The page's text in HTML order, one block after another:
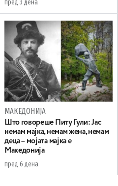
пред 3 дена
МАКЕДОНИЈА
Што говореше Питу Гули: Јас
немам мајка, немам жена, немам
деца – мојата мајка е
Македонија
пред 6 дена